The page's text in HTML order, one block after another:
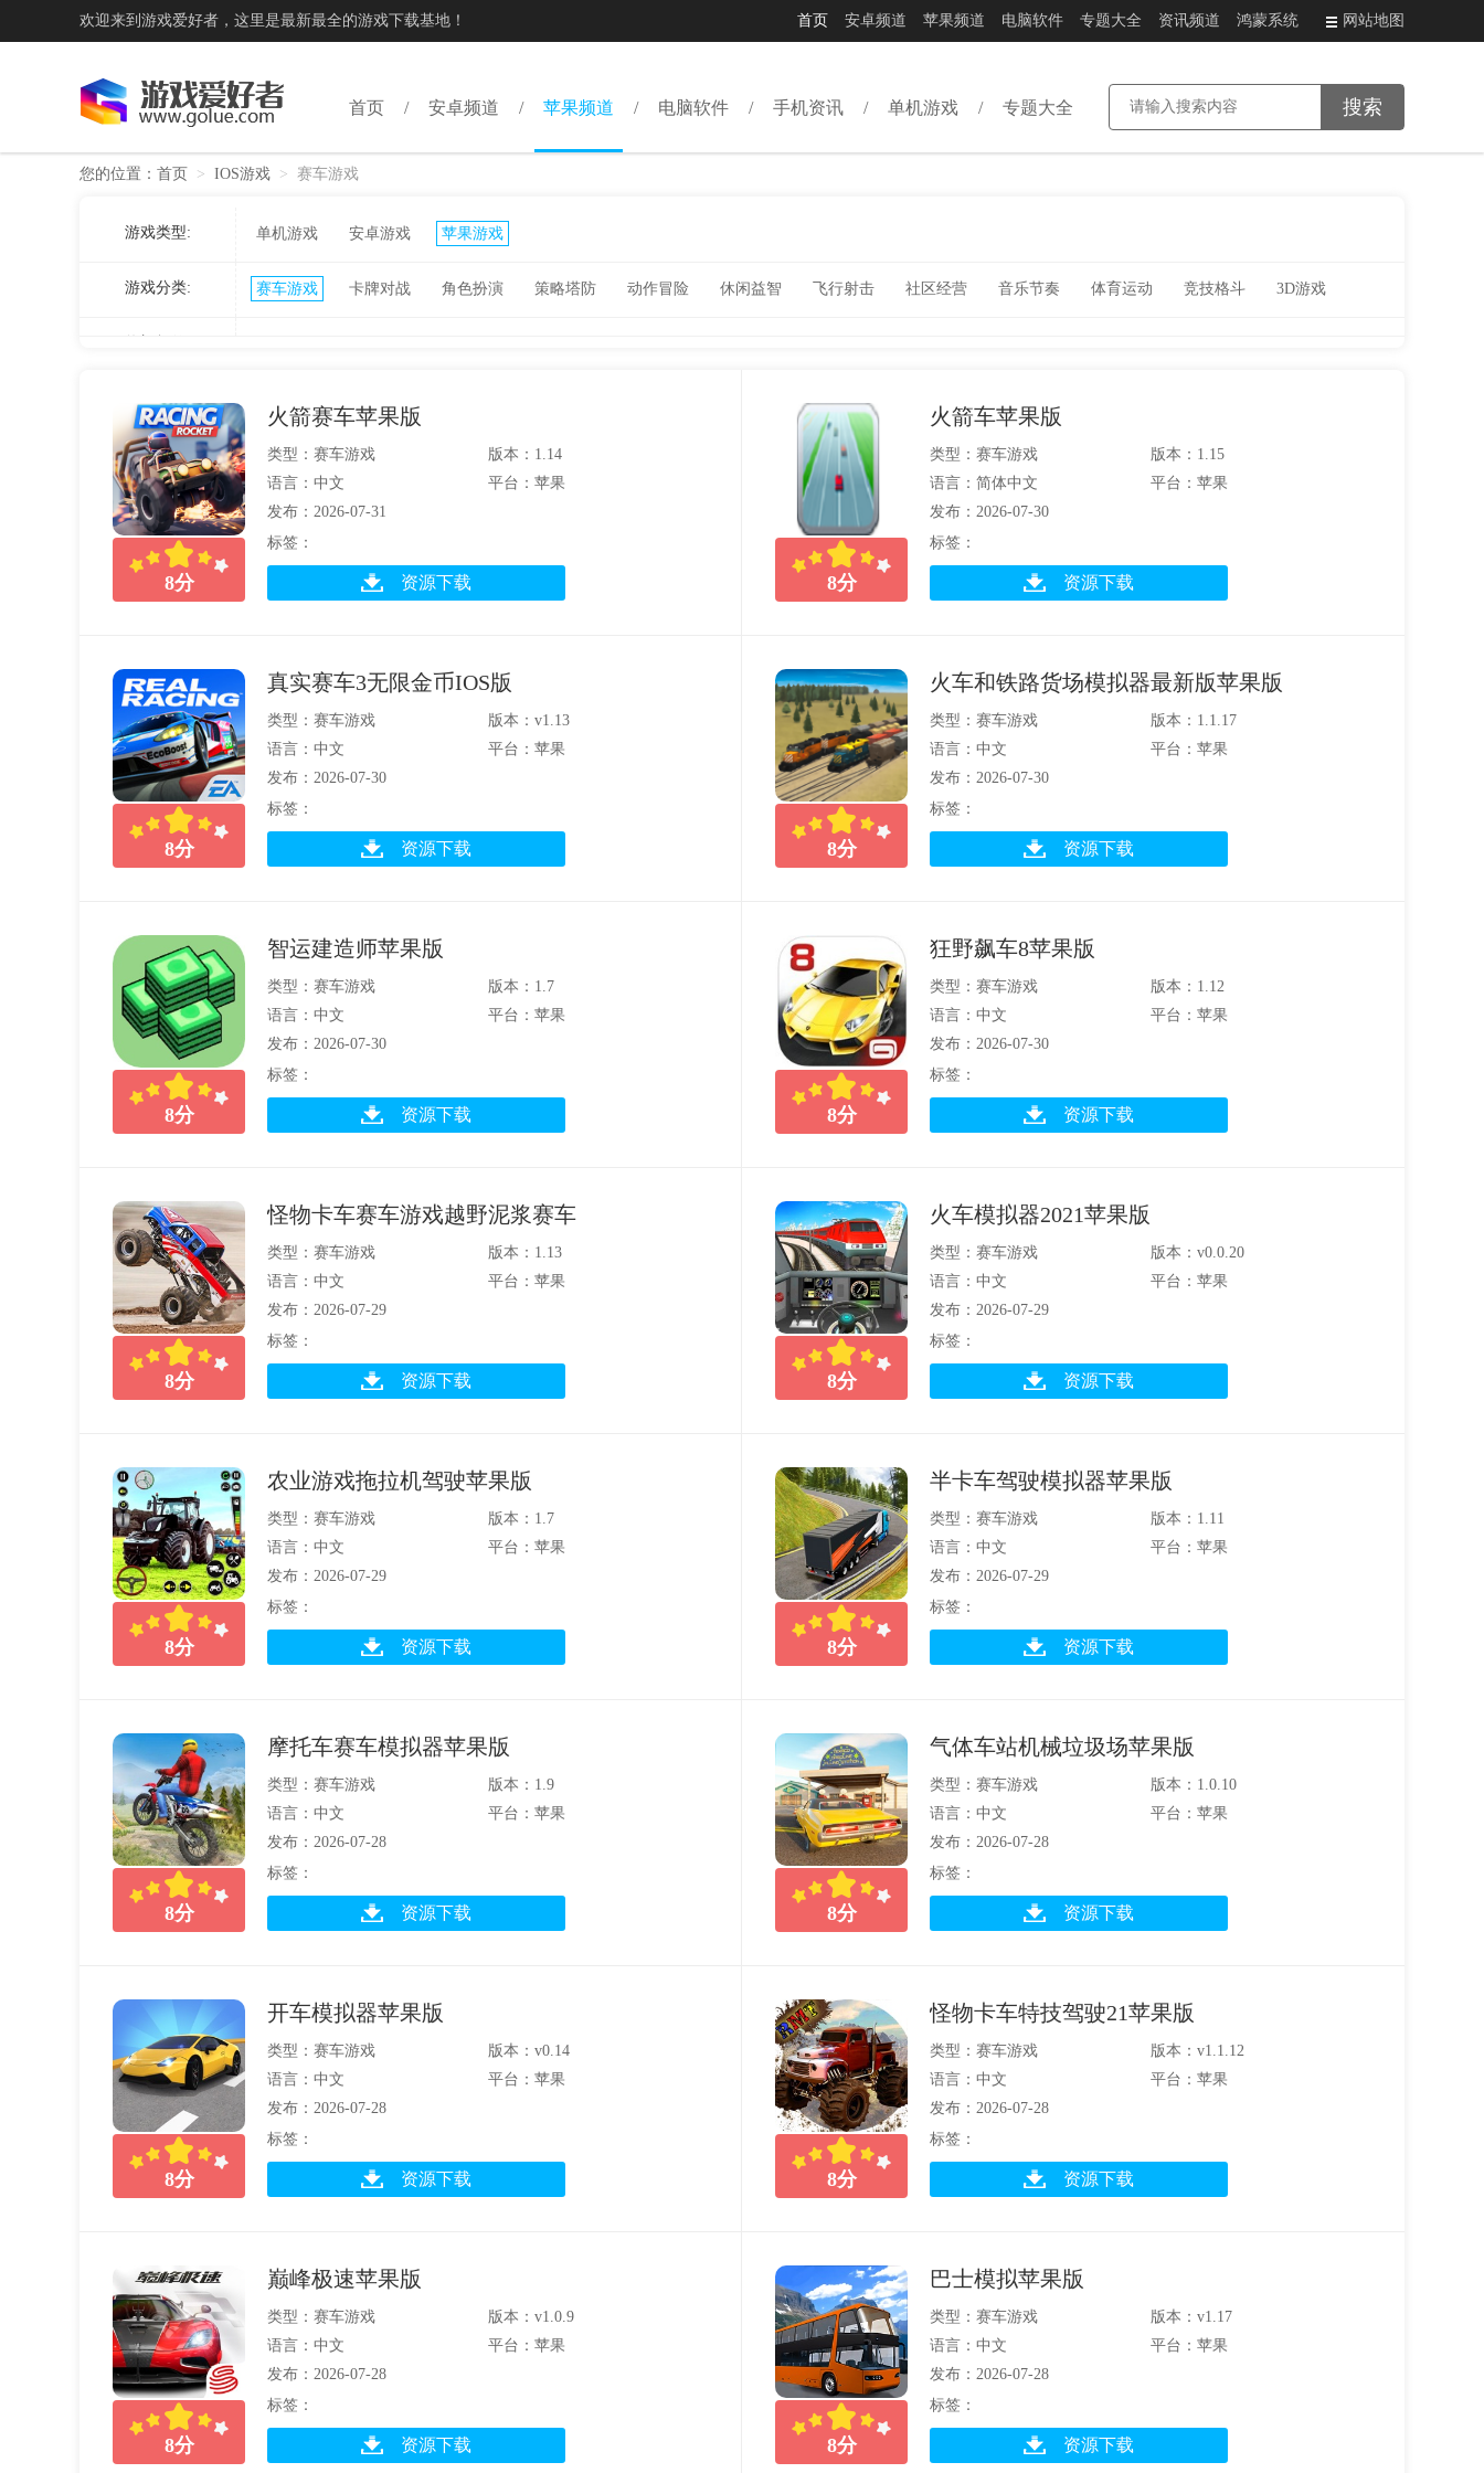
欢迎来到游戏爱好者，这里是最新最全的游戏下载基地！ 首页 安卓频道 苹果频道 电脑软件 专题大全 资讯频道 鸿蒙系统 网站地图
首页 安卓频道 苹果频道 电脑软件 手机资讯 单机游戏 专题大全
您的位置： 首页 > IOS游戏 > 赛车游戏
游戏类型: 单机游戏 安卓游戏 苹果游戏
游戏分类: 赛车游戏 卡牌对战 角色扮演 策略塔防 动作冒险 休闲益智 飞行射击 社区经营 音乐节奏 体育运动 竞技格斗 3D游戏
8分
火箭赛车苹果版
类型：赛车游戏
版本：1.14
语言：中文
平台：苹果
发布：2026-07-31
标签：
资源下载 8分
火箭车苹果版
类型：赛车游戏
版本：1.15
语言：简体中文
平台：苹果
发布：2026-07-30
标签：
资源下载
8分
真实赛车3无限金币IOS版
类型：赛车游戏
版本：v1.13
语言：中文
平台：苹果
发布：2026-07-30
标签：
资源下载 8分
火车和铁路货场模拟器最新版苹果版
类型：赛车游戏
版本：1.1.17
语言：中文
平台：苹果
发布：2026-07-30
标签：
资源下载
8分
智运建造师苹果版
类型：赛车游戏
版本：1.7
语言：中文
平台：苹果
发布：2026-07-30
标签：
资源下载 8分
狂野飙车8苹果版
类型：赛车游戏
版本：1.12
语言：中文
平台：苹果
发布：2026-07-30
标签：
资源下载
8分
怪物卡车赛车游戏越野泥浆赛车
类型：赛车游戏
版本：1.13
语言：中文
平台：苹果
发布：2026-07-29
标签：
资源下载 8分
火车模拟器2021苹果版
类型：赛车游戏
版本：v0.0.20
语言：中文
平台：苹果
发布：2026-07-29
标签：
资源下载
8分
农业游戏拖拉机驾驶苹果版
类型：赛车游戏
版本：1.7
语言：中文
平台：苹果
发布：2026-07-29
标签：
资源下载 8分
半卡车驾驶模拟器苹果版
类型：赛车游戏
版本：1.11
语言：中文
平台：苹果
发布：2026-07-29
标签：
资源下载
8分
摩托车赛车模拟器苹果版
类型：赛车游戏
版本：1.9
语言：中文
平台：苹果
发布：2026-07-28
标签：
资源下载 8分
气体车站机械垃圾场苹果版
类型：赛车游戏
版本：1.0.10
语言：中文
平台：苹果
发布：2026-07-28
标签：
资源下载
8分
开车模拟器苹果版
类型：赛车游戏
版本：v0.14
语言：中文
平台：苹果
发布：2026-07-28
标签：
资源下载 8分
怪物卡车特技驾驶21苹果版
类型：赛车游戏
版本：v1.1.12
语言：中文
平台：苹果
发布：2026-07-28
标签：
资源下载
8分
巅峰极速苹果版
类型：赛车游戏
版本：v1.0.9
语言：中文
平台：苹果
发布：2026-07-28
标签：
资源下载 8分
巴士模拟苹果版
类型：赛车游戏
版本：v1.17
语言：中文
平台：苹果
发布：2026-07-28
标签：
资源下载